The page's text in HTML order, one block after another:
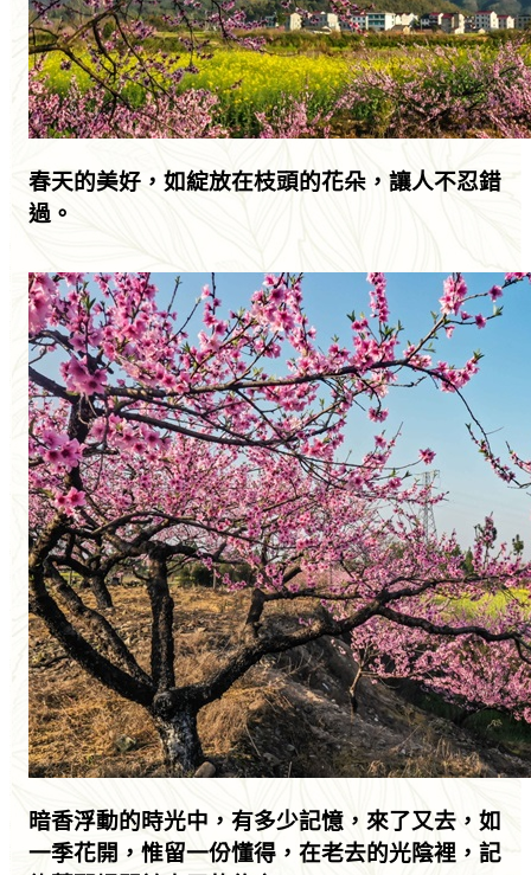
春天的美好，如綻放在枝頭的花朵，讓人不忍錯
過。
暗香浮動的時光中，有多少記憶，來了又去，如
一季花開，惟留一份懂得，在老去的光陰裡，記